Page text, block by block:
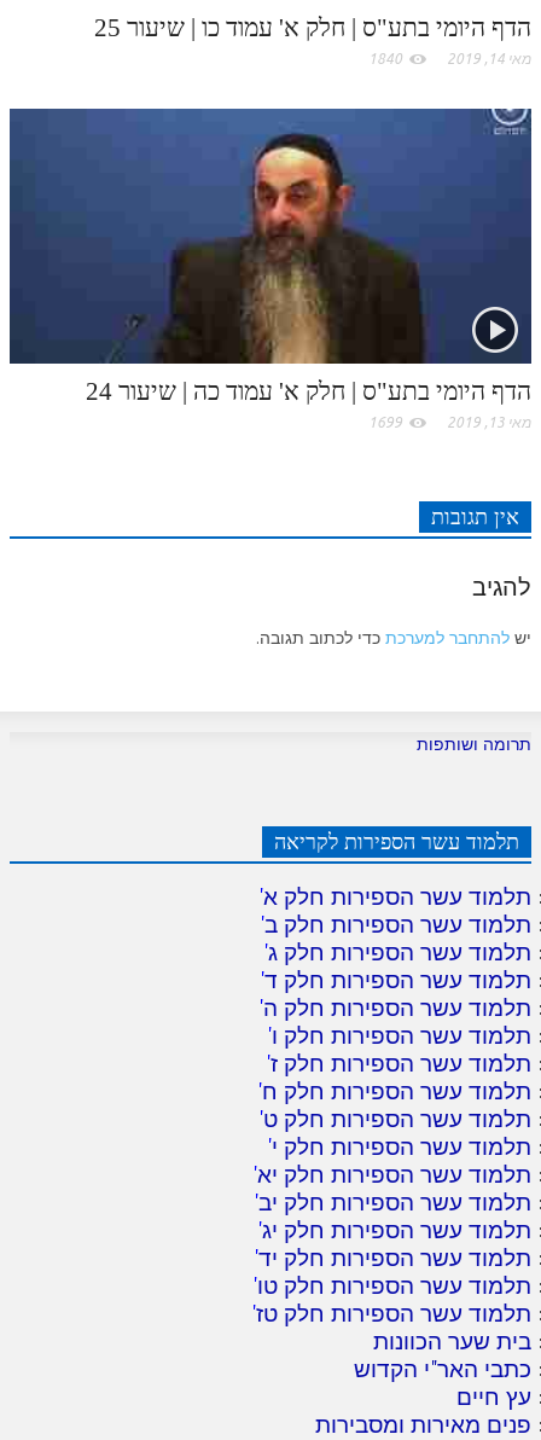
הדף היומי בתע"ס | חלק א' עמוד כו | שיעור 25
מאי 14, 2019 1840
הדף היומי בתע"ס | חלק א' עמוד כה | שיעור 24
מאי 13, 2019 1699
אין תגובות
להגיב
יש להתחבר למערכת כדי לכתוב תגובה.
תרומה ושותפות
תלמוד עשר הספירות לקריאה
תלמוד עשר הספירות חלק א'
תלמוד עשר הספירות חלק ב'
תלמוד עשר הספירות חלק ג'
תלמוד עשר הספירות חלק ד'
תלמוד עשר הספירות חלק ה'
תלמוד עשר הספירות חלק ו'
תלמוד עשר הספירות חלק ז'
תלמוד עשר הספירות חלק ח'
תלמוד עשר הספירות חלק ט'
תלמוד עשר הספירות חלק י'
תלמוד עשר הספירות חלק יא'
תלמוד עשר הספירות חלק יב'
תלמוד עשר הספירות חלק יג'
תלמוד עשר הספירות חלק יד'
תלמוד עשר הספירות חלק טו'
תלמוד עשר הספירות חלק טז'
בית שער הכוונות
כתבי האר"י הקדוש
עץ חיים
פנים מאירות ומסבירות